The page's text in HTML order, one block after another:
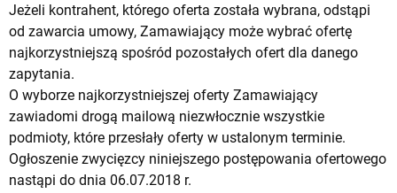
Jeżeli kontrahent, którego oferta została wybrana, odstąpi
od zawarcia umowy, Zamawiający może wybrać ofertę
najkorzystniejszą spośród pozostałych ofert dla danego
zapytania.
O wyborze najkorzystniejszej oferty Zamawiający
zawiadomi drogą mailową niezwłocznie wszystkie
podmioty, które przesłały oferty w ustalonym terminie.
Ogłoszenie zwycięzcy niniejszego postępowania ofertowego
nastąpi do dnia 06.07.2018 r.